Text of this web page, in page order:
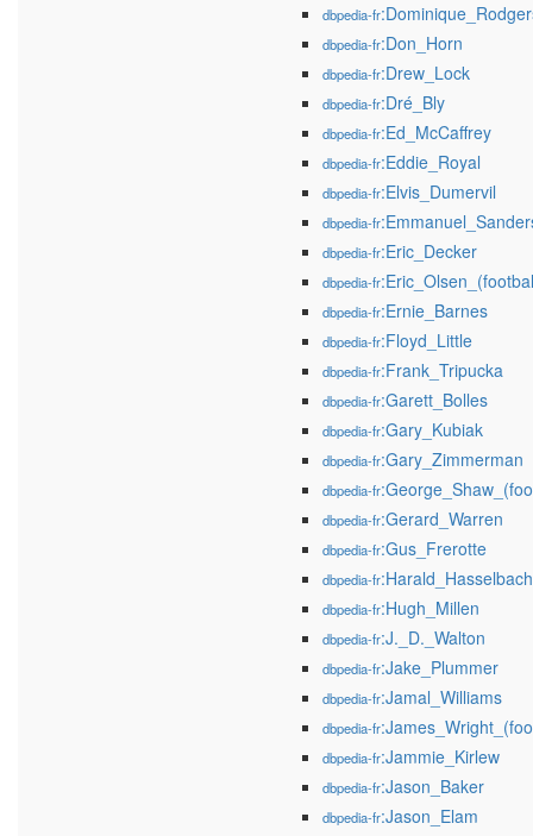
dbpedia-fr
dbpedia-fr:Don_Horn
dbpedia-fr:Drew_Lock
dbpedia-fr:Dré_Bly
dbpedia-fr:Ed_McCaffrey
dbpedia-fr:Eddie_Royal
dbpedia-fr:Elvis_Dumervil
dbpedia-fr
dbpedia-fr:Eric_Decker
dbpedia-fr
dbpedia-fr:Ernie_Barnes
dbpedia-fr:Floyd_Little
dbpedia-fr:Frank_Tripucka
dbpedia-fr:Garett_Bolles
dbpedia-fr:Gary_Kubiak
dbpedia-fr:Gary_Zimmerman
dbpedia-fr
dbpedia-fr:Gerard_Warren
dbpedia-fr:Gus_Frerotte
dbpedia-fr:Harald_Hasselbach
dbpedia-fr:Hugh_Millen
dbpedia-fr:J._D._Walton
dbpedia-fr:Jake_Plummer
dbpedia-fr:Jamal_Williams
dbpedia-fr
dbpedia-fr:Jammie_Kirlew
dbpedia-fr:Jason_Baker
dbpedia-fr:Jason_Elam